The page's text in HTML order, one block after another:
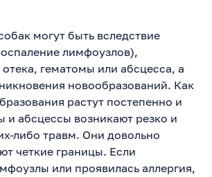
могут быть вследствие
лимфоузлов),
отека, гематомы или абсцесса, а
новообразований. Как
растут постепенно и
и абсцессы возникают резко и
либо травм. Они довольно
четкие границы. Если
или проявилась аллергия,